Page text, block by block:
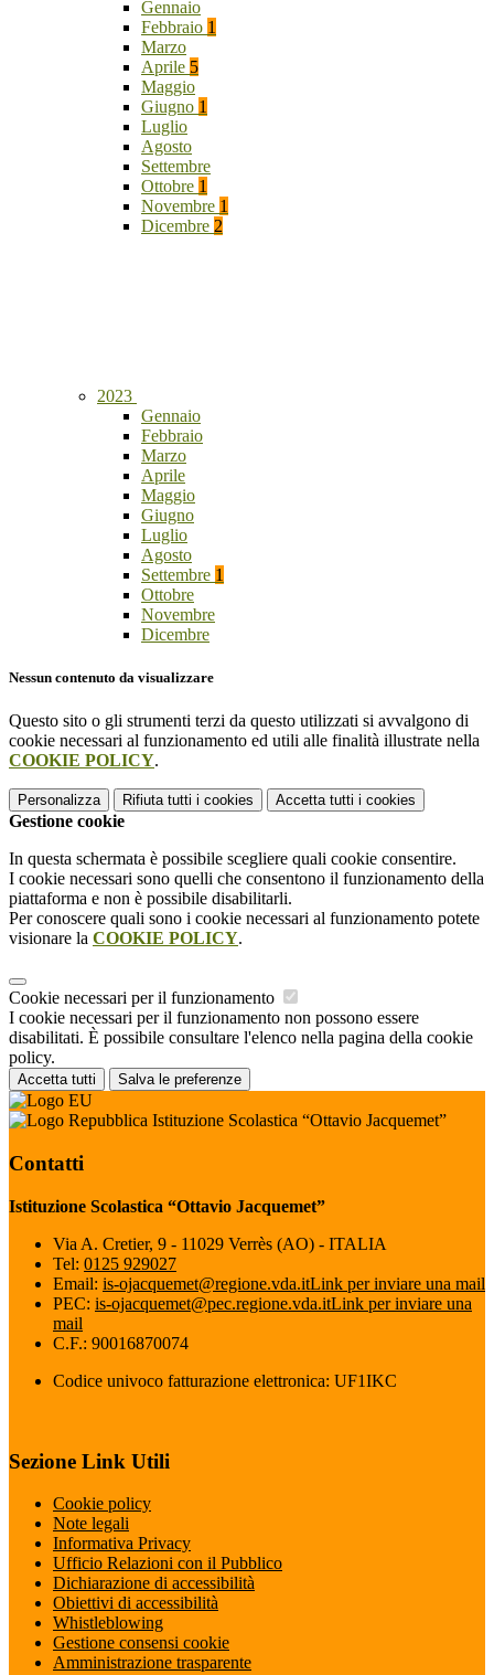
Gennaio
Febbraio 1
Marzo
Aprile 5
Maggio
Giugno 1
Luglio
Agosto
Settembre
Ottobre 1
Novembre 1
Dicembre 2
2023
Gennaio
Febbraio
Marzo
Aprile
Maggio
Giugno
Luglio
Agosto
Settembre 1
Ottobre
Novembre
Dicembre
Nessun contenuto da visualizzare
Questo sito o gli strumenti terzi da questo utilizzati si avvalgono di
cookie necessari al funzionamento ed utili alle finalità illustrate nella
COOKIE POLICY.
Personalizza Rifiuta tutti i cookies Accetta tutti i cookies
Gestione cookie
In questa schermata è possibile scegliere quali cookie consentire.
I cookie necessari sono quelli che consentono il funzionamento della
piattaforma e non è possibile disabilitarli.
Per conoscere quali sono i cookie necessari al funzionamento potete
visionare la COOKIE POLICY.
Cookie necessari per il funzionamento
I cookie necessari per il funzionamento non possono essere
disabilitati. È possibile consultare l'elenco nella pagina della cookie
policy.
Accetta tutti Salva le preferenze
Istituzione Scolastica “Ottavio Jacquemet”
Contatti
Istituzione Scolastica “Ottavio Jacquemet”
Via A. Cretier, 9 - 11029 Verrès (AO) - ITALIA
Tel: 0125 929027
Email: is-ojacquemet@regione.vda.itLink per inviare una mail
PEC: is-ojacquemet@pec.regione.vda.itLink per inviare una
mail
C.F.: 90016870074
Codice univoco fatturazione elettronica: UF1IKC
Sezione Link Utili
Cookie policy
Note legali
Informativa Privacy
Ufficio Relazioni con il Pubblico
Dichiarazione di accessibilità
Obiettivi di accessibilità
Whistleblowing
Gestione consensi cookie
Amministrazione trasparente